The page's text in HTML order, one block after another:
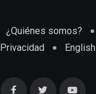
¿Quiénes somos?
Privacidad
English